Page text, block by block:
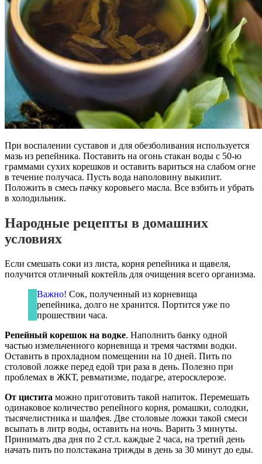
При воспалении суставов и для обезболивания используется
мазь из репейника. Поставить на огонь стакан воды с 50-ю
граммами сухих корешков и оставить вариться на слабом огне
в течение получаса. Пусть вода наполовину выкипит.
Положить в смесь пачку коровьего масла. Все взбить и убрать
в холодильник.
Народные рецепты в домашних
условиях
Если смешать соки из листа, корня репейника и щавеля,
получится отличный коктейль для очищения всего организма.
Важно! Сок, полученный из корневища
репейника, долго не хранится. Портится уже по
прошествии часа.
Репейный корешок на водке. Наполнить банку одной
частью измельченного корневища и тремя частями водки.
Оставить в прохладном помещении на 10 дней. Пить по
столовой ложке перед едой три раза в день. Полезно при
проблемах в ЖКТ, ревматизме, подагре, атеросклерозе.
От цистита можно приготовить такой напиток. Перемешать
одинаковое количество репейного корня, ромашки, солодки,
тысячелистника и шалфея. Две столовые ложки такой смеси
всыпать в литр воды, оставить на ночь. Варить 3 минуты.
Принимать два дня по 2 ст.л. каждые 2 часа, на третий день
начать пить по полстакана трижды в день за 30 минут до еды.